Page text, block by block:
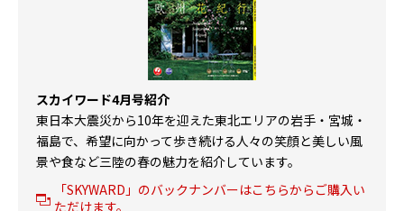
スカイワード4月号紹介
東日本大震災から10年を迎えた東北エリアの岩手・宮城・
福島で、希望に向かって歩き続ける人々の笑顔と美しい風
景や食など三陸の春の魅力を紹介しています。
「SKYWARD」のバックナンバーはこちらからご購入い
ただけます。